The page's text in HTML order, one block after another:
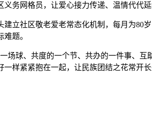
务网格员，让爱心接力传递、温情代代延
社区敬老爱老常态化机制，每月为80
题。
球、共度的一个节、共办的一件事、互
样紧紧抱在一起，让民族团结之花常开